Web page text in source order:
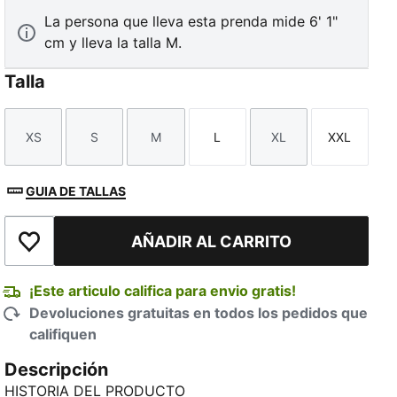
La persona que lleva esta prenda mide 6' 1"
cm y lleva la talla M.
Talla
Talla
XS
Talla
S
Talla
M
Talla
L
Talla
XL
Talla
XXL
GUIA DE TALLAS
Añadir a la lista de deseosAÑADIR AL CARRITO
¡Este articulo califica para envio gratis!
Devoluciones gratuitas en todos los pedidos que
califiquen
Descripción
HISTORIA DEL PRODUCTO